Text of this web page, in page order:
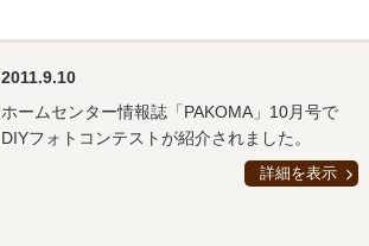
2011.9.10
ホームセンター情報誌「PAKOMA」10月号で
DIYフォトコンテストが紹介されました。
詳細を表示